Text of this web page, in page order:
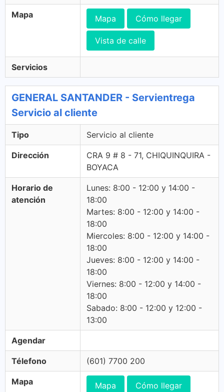
Mapa Mapa Cómo llegar
Vista de calle
Servicios
GENERAL SANTANDER - Servientrega
Servicio al cliente
Tipo Servicio al cliente
Dirección
CRA 9 # 8 - 71, CHIQUINQUIRA -
BOYACA
Horario de
atención
Lunes: 8:00 - 12:00 y 14:00 -
18:00
Martes: 8:00 - 12:00 y 14:00 -
18:00
Miercoles: 8:00 - 12:00 y 14:00 -
18:00
Jueves: 8:00 - 12:00 y 14:00 -
18:00
Viernes: 8:00 - 12:00 y 14:00 -
18:00
Sabado: 8:00 - 12:00 y 12:00 -
13:00
Agendar
Télefono (601) 7700 200
Mapa Mapa Cómo llegar